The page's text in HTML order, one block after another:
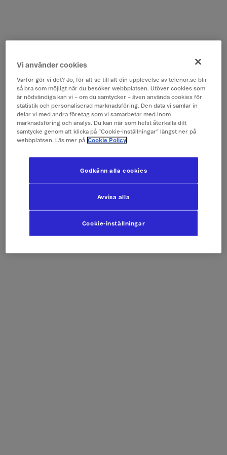
Vi använder cookies
Varför gör vi det? Jo, för att se till att din upplevelse av telenor.se blir
så bra som möjligt när du besöker webbplatsen. Utöver cookies som
är nödvändiga kan vi – om du samtycker – även använda cookies för
statistik och personaliserad marknadsföring. Den data vi samlar in
delar vi med andra företag som vi samarbetar med inom
marknadsföring och analys. Du kan när som helst återkalla ditt
samtycke genom att klicka på ”Cookie-inställningar” längst ner på
webbplatsen. Läs mer på Cookie Policy
Cookie-inställningar
Avvisa alla
Godkänn alla cookies